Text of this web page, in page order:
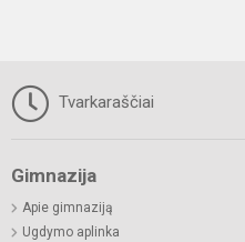
Tvarkaraščiai
Gimnazija
Apie gimnaziją
Ugdymo aplinka